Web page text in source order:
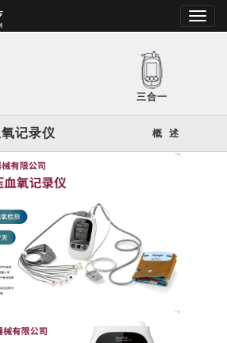
三合一
记录仪 概 述